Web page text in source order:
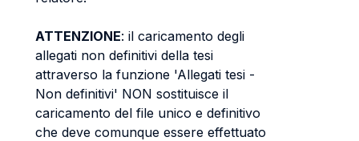
ATTENZIONE: il caricamento degli
allegati non definitivi della tesi
attraverso la funzione 'Allegati tesi -
Non definitivi' NON sostituisce il
caricamento del file unico e definitivo
che deve comunque essere effettuato